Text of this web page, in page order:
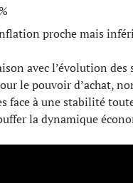
proche mais
avec l’évolution des
le pouvoir d’achat,
face à une stabilité
la dynamique